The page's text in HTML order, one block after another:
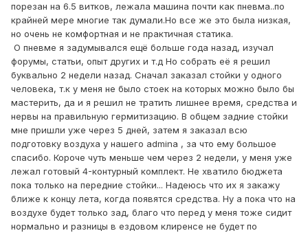
порезан на 6.5 витков, лежала машина почти как пневма..по
крайней мере многие так думали.Но все же это была низкая,
но очень не комфортная и не практичная статика.
О пневме я задумывался ещё больше года назад, изучал
форумы, статьи, опыт других и т.д Но собрать её я решил
буквально 2 недели назад. Сначал заказал стойки у одного
человека, т.к у меня не было стоек на которых можно было бы
мастерить, да и я решил не тратить лишнее время, средства и
нервы на правильную гермитизацию. В общем задние стойки
мне пришли уже через 5 дней, затем я заказал всю
подготовку воздуха у нашего admina , за что ему большое
спасибо. Короче чуть меньше чем через 2 недели, у меня уже
лежал готовый 4-контурный комплект. Не хватило бюджета
пока только на передние стойки... Надеюсь что их я закажу
ближе к концу лета, когда появятся средства. Ну а пока что на
воздухе будет только зад, благо что перед у меня тоже сидит
нормально и разницы в ездовом клиренсе не будет по